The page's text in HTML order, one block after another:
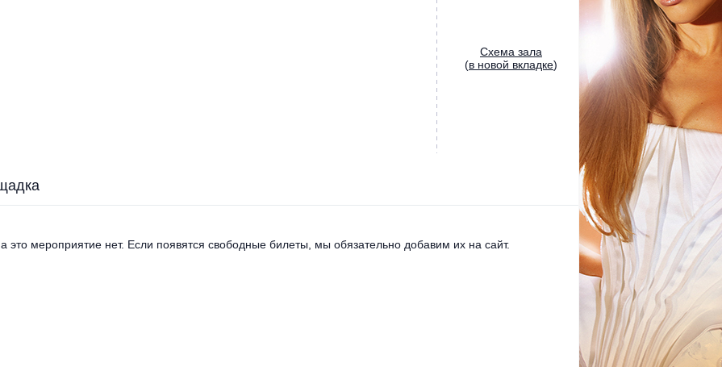
Cхема зала
(в новой вкладке)
это мероприятие нет. Если появятся свободные билеты, мы обязательно добавим их на сайт.